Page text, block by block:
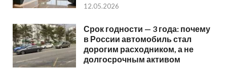
12.05.2026
Срок годности — 3 года: почему
в России автомобиль стал
дорогим расходником, а не
долгосрочным активом